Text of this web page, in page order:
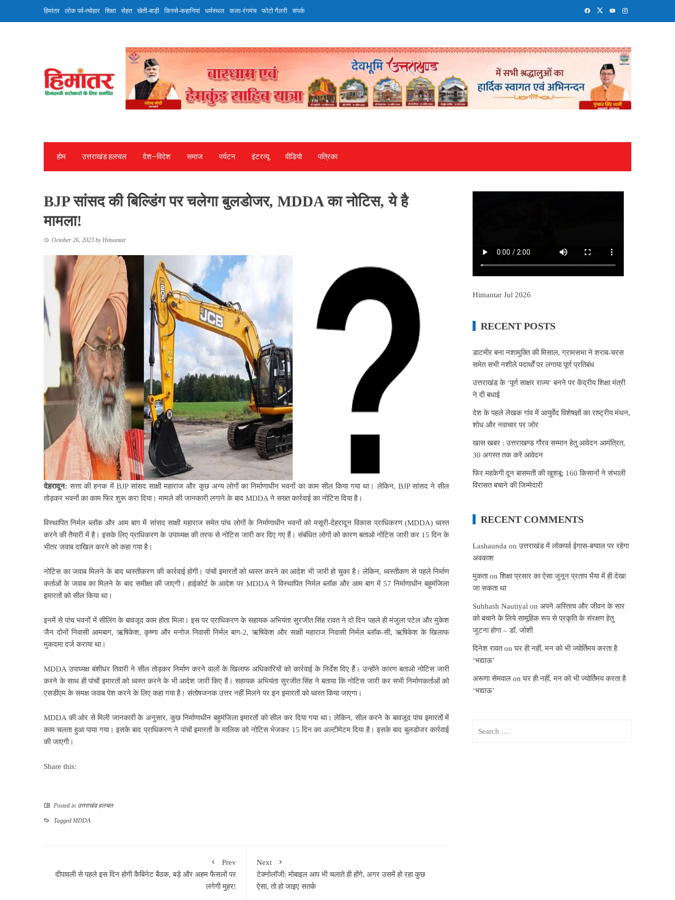
हिमांतर लोक पर्व-त्योहार शिक्षा सेहत खेती-बाड़ी किस्से-कहानियां धर्मस्थल कला-रंगमंच फोटो गैलरी संपर्क
होम उत्तराखंड हलचल देश—विदेश समाज पर्यटन इंटरव्‍यू वीडियो पत्रिका
BJP सांसद की बिल्डिंग पर चलेगा बुलडोजर, MDDA का नोटिस, ये है
मामला!
October 26, 2023 byHimantar
देहरादून: सत्ता की हनक में BJP सांसद साक्षी महाराज और कुछ अन्य लोगों का निर्माणाधीन भवनों का काम सील किया गया था। लेकिन, BJP सांसद ने सील
तोड़कर भवनों का काम फिर शुरू करा दिया। मामले की जानकारी लगाने के बाद MDDA ने सख्त कार्रवाई का नोटिस दिया है।
विस्थापित निर्मल ब्लॉक और आम बाग में सांसद साक्षी महाराज समेत पांच लोगों के निर्माणाधीन भवनों को मसूरी-देहरादून विकास प्राधिकरण (MDDA) ध्वस्त
करने की तैयारी में है। इसके लिए प्राधिकरण के उपाध्यक्ष की तरफ से नोटिस जारी कर दिए गए हैं। संबंधित लोगों को कारण बताओ नोटिस जारी कर 15 दिन के
भीतर जवाब दाखिल करने को कहा गया है।
नोटिस का जवाब मिलने के बाद ध्वस्तीकरण की कार्रवाई होगी। पांचों इमारतों को ध्वस्त करने का आदेश भी जारी हो चुका है। लेकिन, ध्वस्तीकण से पहले निर्माण
कर्ताओं के जवाब का मिलने के बाद समीक्षा की जाएगी। हाईकोर्ट के आदेश पर MDDA ने विस्थापित निर्मल ब्लॉक और आम बाग में 57 निर्माणाधीन बहुमंजिला
इमारतों को सील किया था।
इनमें से पांच भवनों में सीलिंग के बावजूद काम होता मिला। इस पर प्राधिकरण के सहायक अभियंता सुरजीत सिंह रावत ने दो दिन पहले ही मंजुला पटेल और मुकेश
जैन दोनों निवासी आमबाग, ऋषिकेश, कृष्णा और मनोज निवासी निर्मल बाग-2, ऋषिकेश और साक्षी महाराज निवासी निर्मल ब्लॉक-सी, ऋषिकेश के खिलाफ
मुकदमा दर्ज कराया था।
MDDA उपाध्यक्ष बंशीधर तिवारी ने सील तोड़कर निर्माण करने वालों के खिलाफ अधिकारियों को कार्रवाई के निर्देश दिए हैं। उन्होंने कारण बताओ नोटिस जारी
करने के साथ ही पांचों इमारतों को ध्वस्त करने के भी आदेश जारी किए हैं। सहायक अभियंता सुरजीत सिंह ने बताया कि नोटिस जारी कर सभी निर्माणकर्ताओं को
एसडीएम के समक्ष जवाब पेश करने के लिए कहा गया है। संतोषजनक उत्तर नहीं मिलने पर इन इमारतों को ध्वस्त किया जाएगा।
MDDA की ओर से मिली जानकारी के अनुसार, कुछ निर्माणाधीन बहुमंजिला इमारतों को सील कर दिया गया था। लेकिन, सील करने के बावजूद पांच इमारतों में
काम चलता हुआ पाया गया। इसके बाद प्राधिकरण ने पांचों इमारतों के मालिक को नोटिस भेजकर 15 दिन का अल्टीमेटम दिया है। इसके बाद बुलडोजर कार्रवाई
की जाएगी।
Share this:
Posted in उत्तराखंड हलचल
Tagged MDDA
Prev
दीपावली से पहले इस दिन होगी कैबिनेट बैठक, बड़े और अहम फैसलों पर
लगेगी मुहर!
Next
टेक्नोलॉजी: मोबाइल आप भी चलाते ही होंगे, अगर उसमें हो रहा कुछ
ऐसा, तो हो जाइए सतर्क
Himantar Jul 2026
RECENT POSTS
डाटमीर बना नशामुक्ति की मिसाल, ग्रामसभा ने शराब-चरस
समेत सभी नशीले पदार्थों पर लगाया पूर्ण प्रतिबंध
उत्तराखंड के ‘पूर्ण साक्षर राज्य’ बनने पर केंद्रीय शिक्षा मंत्री
ने दी बधाई
देश के पहले लेखक गांव में आयुर्वेद विशेषज्ञों का राष्ट्रीय मंथन,
शोध और नवाचार पर जोर
खास खबर : उत्तराखण्ड गौरव सम्मान हेतु आवेदन आमंत्रित,
30 अगस्त तक करें आवेदन
फिर महकेगी दून बासमती की खुशबू: 160 किसानों ने संभाली
विरासत बचाने की जिम्मेदारी
RECENT COMMENTS
Lashaunda onउत्तराखंड में लोकपर्व ईगास-बग्वाल पर रहेगा
अवकाश
मुकताonशिक्षा प्रसार का ऐसा जुनून प्रताप भैया में ही देखा
जा सकता था
Subhash Nautiyal onअपने अस्तित्व और जीवन के सार
को बचाने के लिये सामूहिक रूप से प्रकृति के संरक्षण हेतु
जुटना होगा – डॉ. जोशी
दिनेश रावतonघर ही नहीं, मन को भी ज्योर्तिमय करता है
‘भद्याऊ’
अरूणा सेमवाल onघर ही नहीं, मन को भी ज्योर्तिमय करता है
‘भद्याऊ’